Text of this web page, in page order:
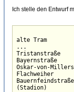
Ich stelle den Entwurf
alte Tram
...
Tristanstraße
Bayernstraße
Oskar-von-
Flachweiher
(Stadion)